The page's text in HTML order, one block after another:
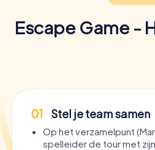
Escape Game -
01 Stel je team samen
Op het verzamelpunt
spelleider de tour met